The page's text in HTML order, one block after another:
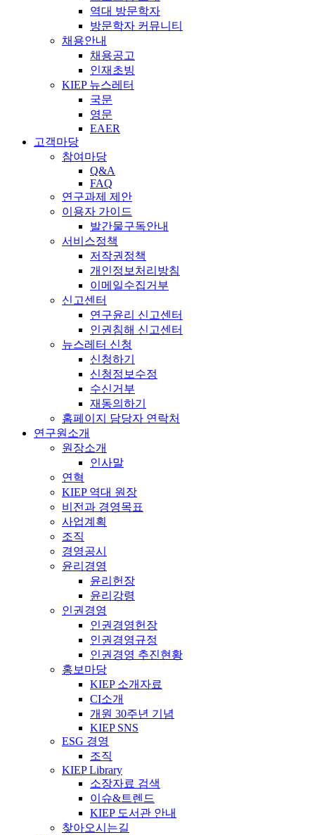
역대 방문학자
방문학자 커뮤니티
채용안내
채용공고
인재초빙
KIEP 뉴스레터
국문
영문
EAER
고객마당
참여마당
Q&A
FAQ
연구과제 제안
이용자 가이드
발간물구독안내
서비스정책
저작권정책
개인정보처리방침
이메일수집거부
신고센터
연구윤리 신고센터
인권침해 신고센터
뉴스레터 신청
신청하기
신청정보수정
수신거부
재동의하기
홈페이지 담당자 연락처
연구원소개
원장소개
인사말
연혁
KIEP 역대 원장
비전과 경영목표
사업계획
조직
경영공시
윤리경영
윤리헌장
윤리강령
인권경영
인권경영헌장
인권경영규정
인권경영 추진현황
홍보마당
KIEP 소개자료
CI소개
개원 30주년 기념
KIEP SNS
ESG 경영
조직
KIEP Library
소장자료 검색
이슈&트렌드
KIEP 도서관 안내
찾아오시는길